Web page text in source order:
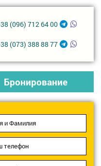
(096) 712 64 00
(073) 388 88 77
Бронирование